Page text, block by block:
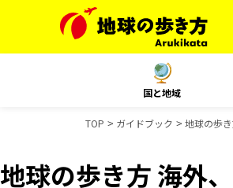
国と地域
TOP ガイドブック 地球の歩
地球の歩き方 海外